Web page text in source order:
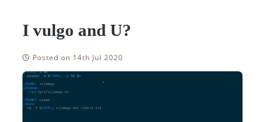
I vulgo and U?
Posted on 14th Jul 2020